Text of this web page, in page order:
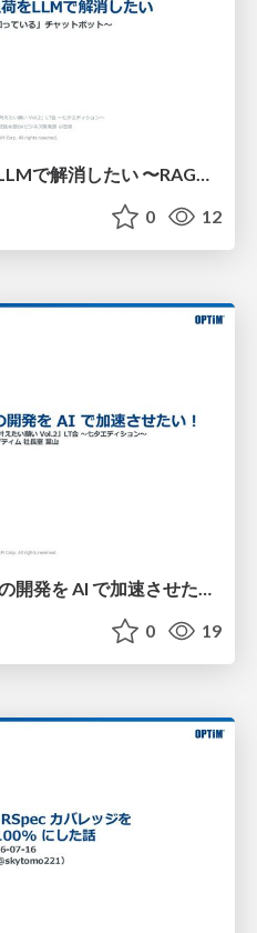
製品の問い合わせ負荷をLLMで解消したい​ 〜RAGで作る「自社を知っている」チャットボット〜​
0 12
0 19